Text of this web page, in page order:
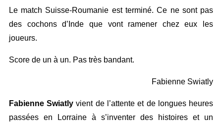
Le match Suisse-Roumanie est terminé. Ce ne sont pas
des cochons d’Inde que vont ramener chez eux les
joueurs.
Score de un à un. Pas très bandant.
Fabienne Swiatly
Fabienne Swiatly vient de l’attente et de longues heures
passées en Lorraine à s’inventer des histoires et un